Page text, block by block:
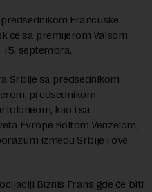
Francuske
će sa premijerom Valsom
septembra.
Srbije sa predsednikom
predsednikom
kao i sa
Evrope Rolfom Venzelom,
između Srbije i ove
Biznis Frans gde će biti